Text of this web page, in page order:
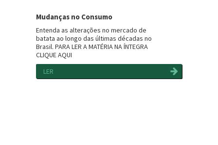
Mudanças no Consumo
Entenda as alterações no mercado de
batata ao longo das últimas décadas no
Brasil. PARA LER A MATÉRIA NA ÍNTEGRA
CLIQUE AQUI
LER